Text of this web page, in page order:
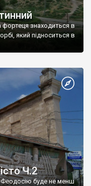
фортеця знаходиться в
який підноситься в
Ч.2
Феодосію буде не менш